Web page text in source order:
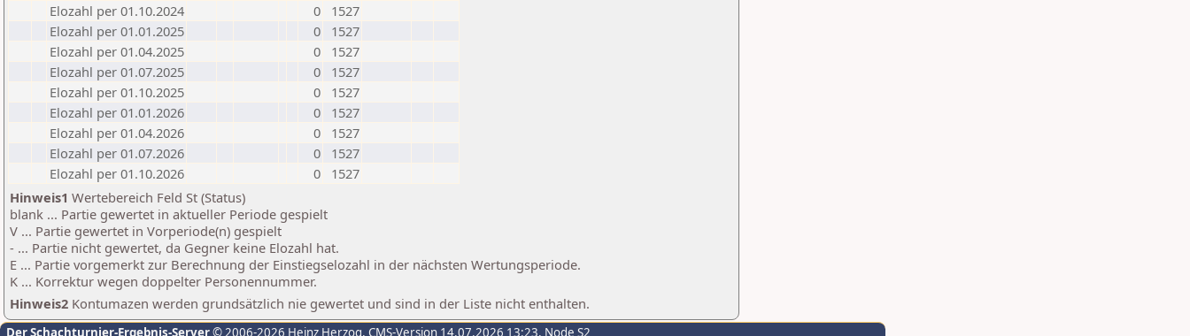
Elozahl per 01.10.2024
0
1527
Elozahl per 01.01.2025
0
1527
Elozahl per 01.04.2025
0
1527
Elozahl per 01.07.2025
0
1527
Elozahl per 01.10.2025
0
1527
Elozahl per 01.01.2026
0
1527
Elozahl per 01.04.2026
0
1527
Elozahl per 01.07.2026
0
1527
Elozahl per 01.10.2026
0
1527
Hinweis1 Wertebereich Feld St (Status)
blank ... Partie gewertet in aktueller Periode gespielt
V ... Partie gewertet in Vorperiode(n) gespielt
- ... Partie nicht gewertet, da Gegner keine Elozahl hat.
E ... Partie vorgemerkt zur Berechnung der Einstiegselozahl in der nächsten Wertungsperiode.
K ... Korrektur wegen doppelter Personennummer.
Hinweis2 Kontumazen werden grundsätzlich nie gewertet und sind in der Liste nicht enthalten.
Der Schachturnier-Ergebnis-Server© 2006-2026 Heinz Herzog, CMS-Version 14.07.2026 13:23, Node S2